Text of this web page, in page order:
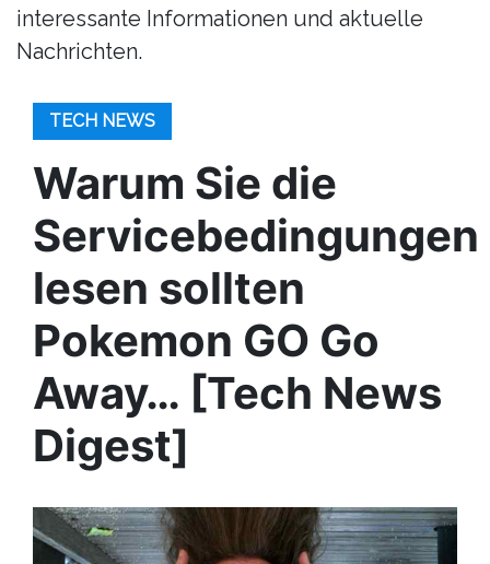
interessante Informationen und aktuelle
Nachrichten.
TECH NEWS
Warum Sie die
Servicebedingungen
lesen sollten
Pokemon GO Go
Away… [Tech News
Digest]